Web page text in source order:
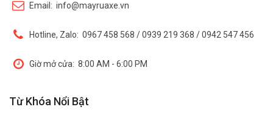
Email: info@mayruaxe.vn
Hotline, Zalo: 0967 458 568 / 0939 219 368 / 0942 547 456
Giờ mở cửa: 8:00 AM - 6:00 PM
Từ Khóa Nổi Bật